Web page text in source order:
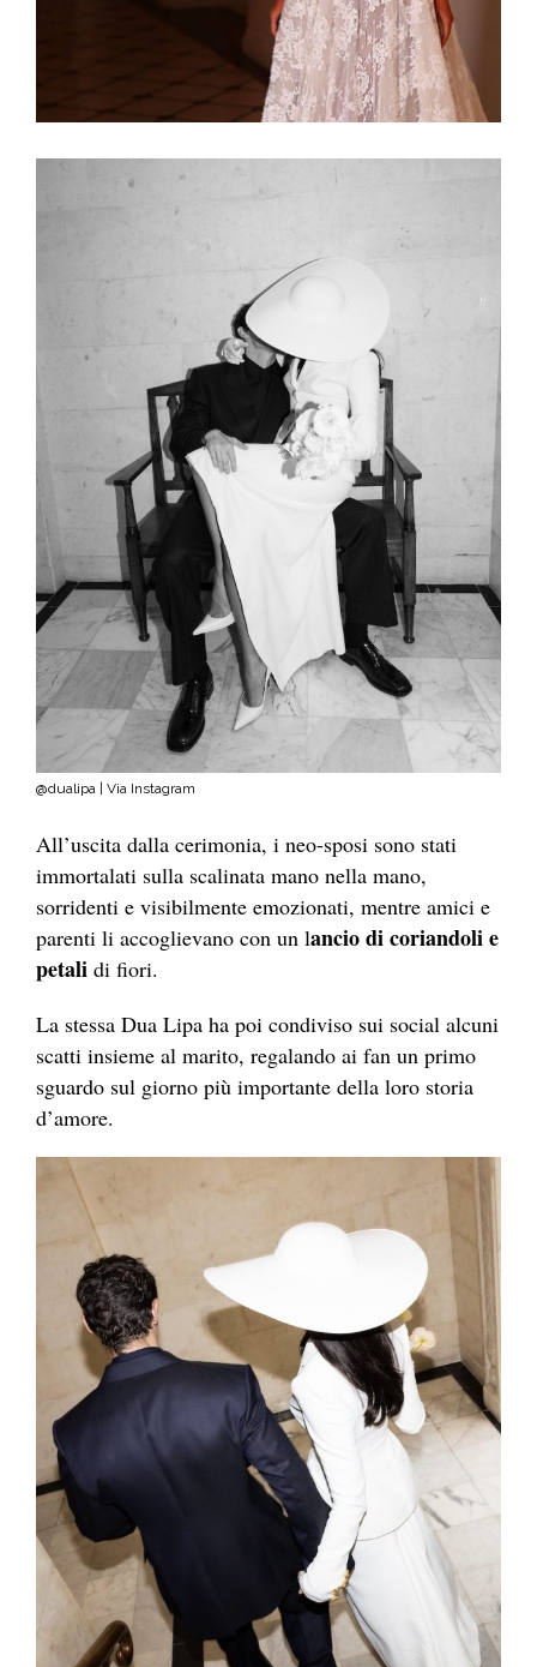
@dualipa | Via Instagram
All’uscita dalla cerimonia, i neo-sposi sono stati
immortalati sulla scalinata mano nella mano,
sorridenti e visibilmente emozionati, mentre amici e
parenti li accoglievano con un lancio di coriandoli e
petali di fiori.
La stessa Dua Lipa ha poi condiviso sui social alcuni
scatti insieme al marito, regalando ai fan un primo
sguardo sul giorno più importante della loro storia
d’amore.